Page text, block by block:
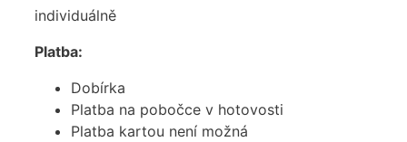
individuálně
Platba:
Dobírka
Platba na pobočce v hotovosti
Platba kartou není možná